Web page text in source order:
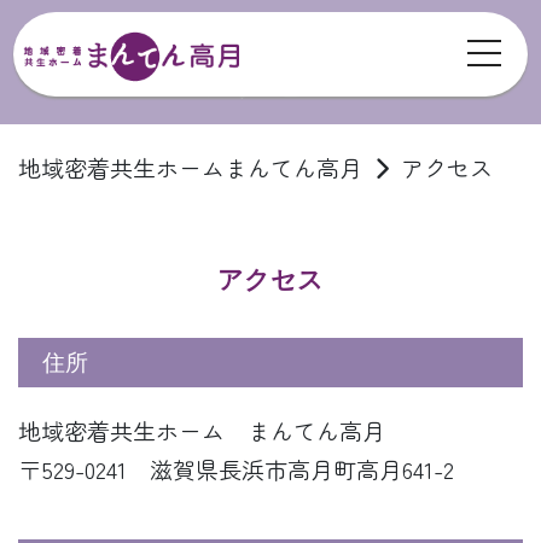
地域密着共生ホームまんてん高月 アクセス
アクセス
住所
地域密着共生ホーム まんてん高月
〒529-0241 滋賀県長浜市高月町高月641-2